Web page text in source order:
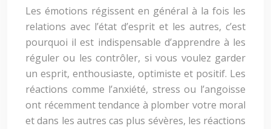
Les émotions régissent en général à la fois les
relations avec l’état d’esprit et les autres, c’est
pourquoi il est indispensable d’apprendre à les
réguler ou les contrôler, si vous voulez garder
un esprit, enthousiaste, optimiste et positif. Les
réactions comme l’anxiété, stress ou l’angoisse
ont récemment tendance à plomber votre moral
et dans les autres cas plus sévères, les réactions